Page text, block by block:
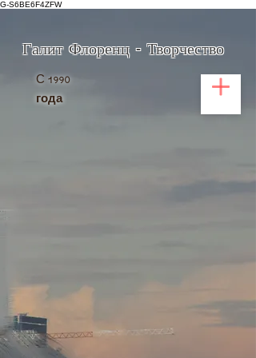
G-S6BE6F4ZFW
С 1990
года
Галит Флоренц - Творчество